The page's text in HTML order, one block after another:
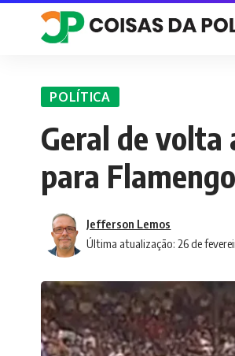
POLÍTICA
Geral de volta
para
Última atualização: 26 de
Jefferson Lemos